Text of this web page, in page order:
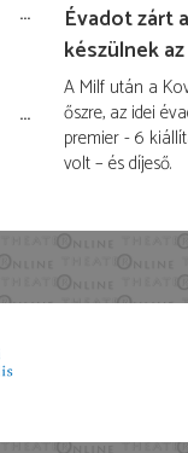
Évadot zárt
készülnek
A Milf után a
őszre, az idei
premier - 6
volt – és díjeső.